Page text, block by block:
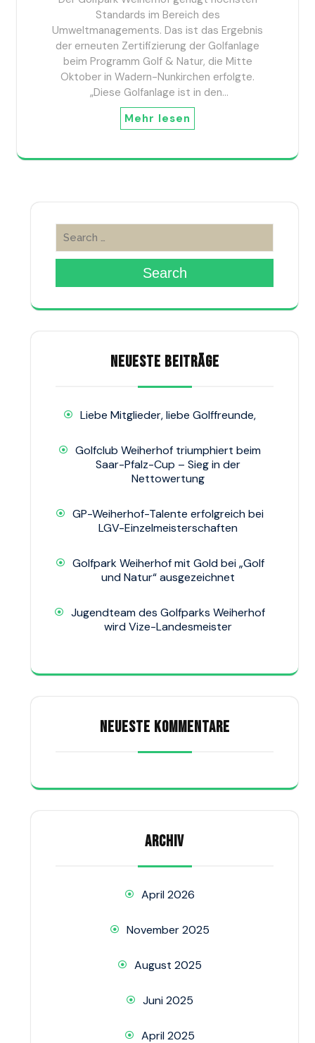
Standards im Bereich des
Umweltmanagements. Das ist das Ergebnis
der erneuten Zertifizierung der Golfanlage
beim Programm Golf & Natur, die Mitte
Oktober in Wadern-Nunkirchen erfolgte.
„Diese Golfanlage ist in den…
Mehr lesen
Search
NEUESTE BEITRÄGE
Liebe Mitglieder, liebe Golffreunde,
Golfclub Weiherhof triumphiert beim
Saar-Pfalz-Cup – Sieg in der
Nettowertung
GP-Weiherhof-Talente erfolgreich bei
LGV-Einzelmeisterschaften
Golfpark Weiherhof mit Gold bei „Golf
und Natur“ ausgezeichnet
Jugendteam des Golfparks Weiherhof
wird Vize-Landesmeister
NEUESTE KOMMENTARE
ARCHIV
April 2026
November 2025
August 2025
Juni 2025
April 2025